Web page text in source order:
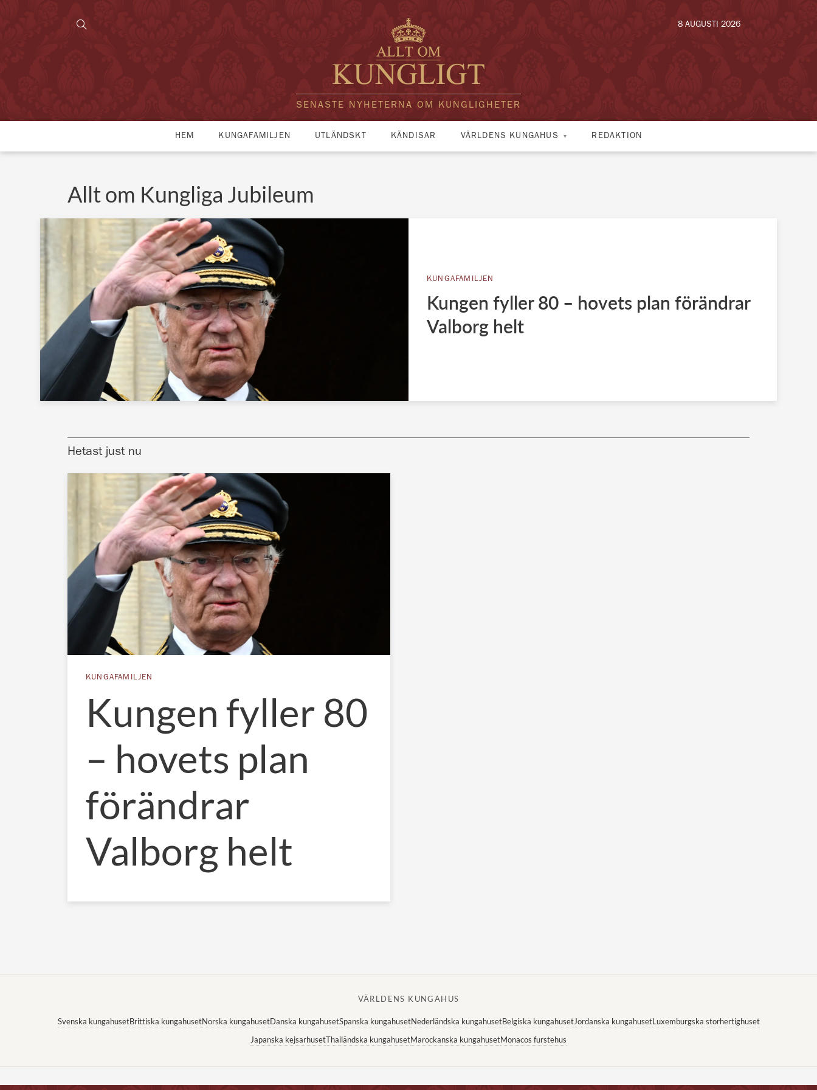
SENASTE NYHETERNA OM KUNGLIGHETER
8 AUGUSTI 2026
HEM KUNGAFAMILJEN UTLÄNDSKT KÄNDISAR VÄRLDENS KUNGAHUS REDAKTION
Allt om Kungliga Jubileum
KUNGAFAMILJEN
Kungen fyller 80 – hovets plan förändrar
Valborg helt
Hetast just nu
KUNGAFAMILJEN
Kungen fyller 80
– hovets plan
förändrar
Valborg helt
VÄRLDENS KUNGAHUS
Svenska kungahusetBrittiska kungahusetNorska kungahusetDanska kungahusetSpanska kungahusetNederländska kungahusetBelgiska kungahusetJordanska kungahusetLuxemburgska storhertighuset
Japanska kejsarhusetThailändska kungahusetMarockanska kungahusetMonacos furstehus